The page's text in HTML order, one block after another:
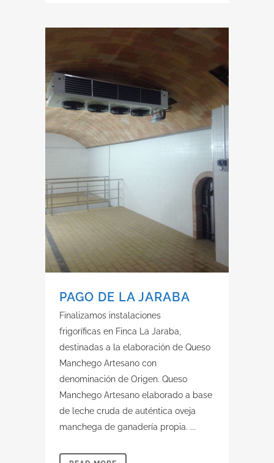
PAGO DE LA JARABA
Finalizamos instalaciones
frigoríficas en Finca La Jaraba,
destinadas a la elaboración de Queso
Manchego Artesano con
denominación de Origen. Queso
Manchego Artesano elaborado a base
de leche cruda de auténtica oveja
manchega de ganadería propia. ...